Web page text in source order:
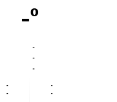
-º
-
-
-
-
-
-
-